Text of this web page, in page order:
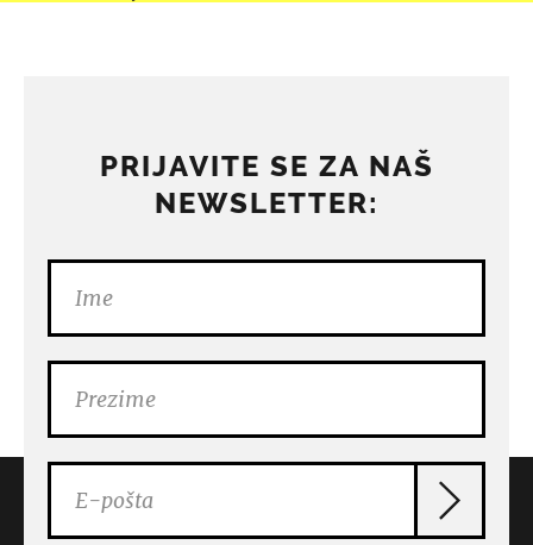
PRIJAVITE SE ZA NAŠ
NEWSLETTER: